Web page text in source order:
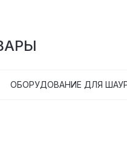
ОБОРУДОВАНИЕ ДЛЯ